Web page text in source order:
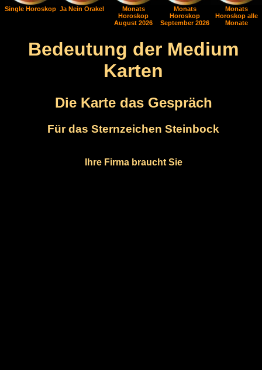
Single Horoskop Ja Nein Orakel
Monats
Horoskop
August 2026
Monats
Horoskop
September 2026
Monats
Horoskop alle
Monate
Bedeutung der Medium
Karten
Die Karte das Gespräch
Für das Sternzeichen Steinbock
Ihre Firma braucht Sie